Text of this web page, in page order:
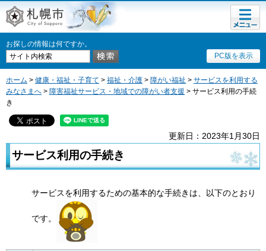
札幌市
お探しの情報は何ですか。
PC版を表示
メニュ
ー
ホーム > 健康・福祉・子育て > 福祉・介護 > 障がい福祉 > サービスを利用する
みなさまへ > 障害福祉サービス・地域での障がい者支援 > サービス利用の手続
き
更新日：2023年1月30日
サービス利用の手続き
サービスを利用するための基本的な手続きは、以下のとおり
です。